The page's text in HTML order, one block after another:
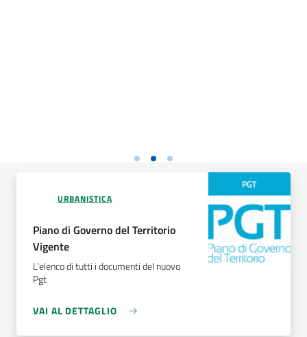
URBANISTICA
Piano di Governo del Territorio
Vigente
L'elenco di tutti i documenti del nuovo
Pgt
VAI AL DETTAGLIO